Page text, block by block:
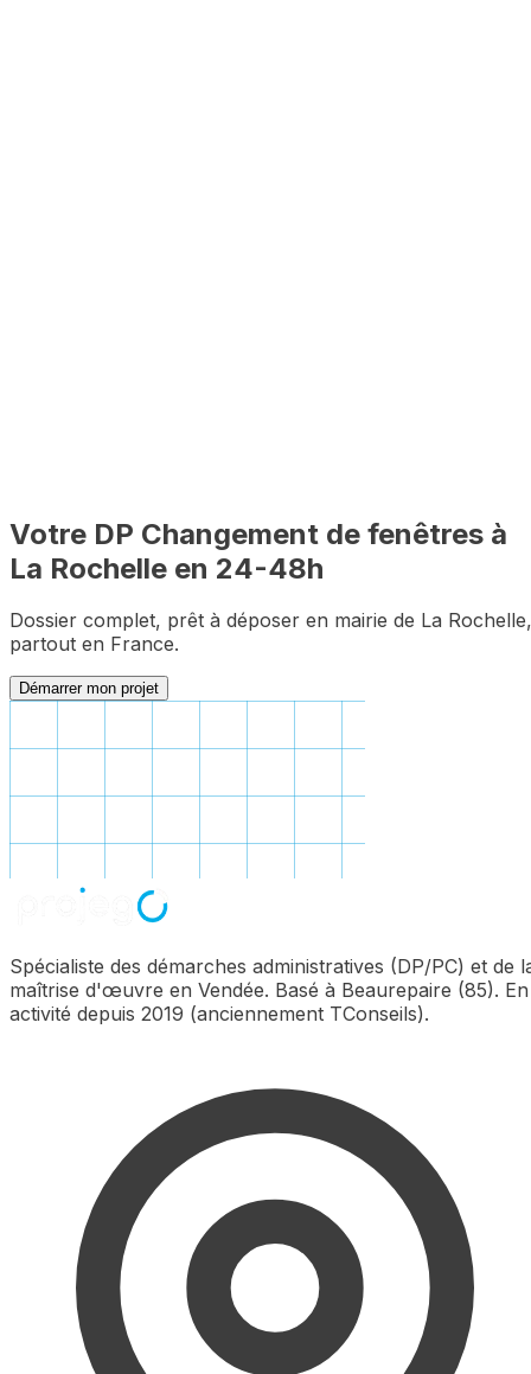
Votre DP Changement de fenêtres à
La Rochelle en 24-48h
Dossier complet, prêt à déposer en mairie de La Rochelle,
partout en France.
Démarrer mon projet
Spécialiste des démarches administratives (DP/PC) et de
maîtrise d'œuvre en Vendée. Basé à Beaurepaire (85). En
activité depuis 2019 (anciennement TConseils).